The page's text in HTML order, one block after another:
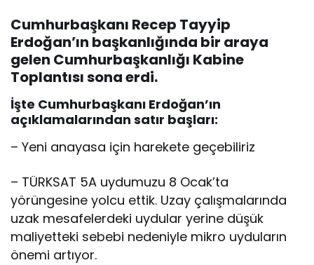
Cumhurbaşkanı Recep Tayyip
Erdoğan’ın başkanlığında bir araya
gelen Cumhurbaşkanlığı Kabine
Toplantısı sona erdi.
İşte Cumhurbaşkanı Erdoğan’ın
açıklamalarından satır başları:
– Yeni anayasa için harekete geçebiliriz
– TÜRKSAT 5A uydumuzu 8 Ocak’ta
yörüngesine yolcu ettik. Uzay çalışmalarında
uzak mesafelerdeki uydular yerine düşük
maliyetteki sebebi nedeniyle mikro uyduların
önemi artıyor.